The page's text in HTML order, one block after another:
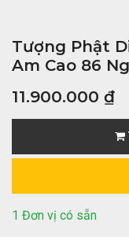
Tượng Phật
Am Cao 86
11.900.000 ₫
1 Đơn vị có sẵn